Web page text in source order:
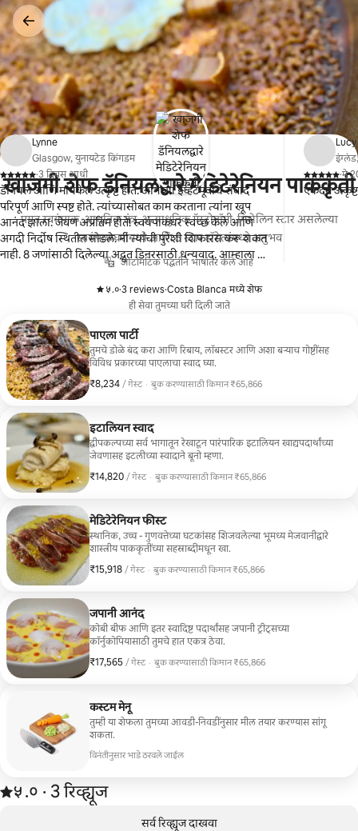
कंटेंटवर
जा
खाजगी शेफ डॅनियलद्वारे मेडिटेरेनियन पाककृती
प्रगत स्वयंपाक, आधुनिक तंत्र, अत्याधुनिक गॅस्ट्रोनॉमी. मिशेलिन स्टार असलेल्या
स्वयंपाकघरांमध्ये आणि 5 स्टार हॉटेलांमध्ये अनुभव
ऑटोमॅटिक पद्धतीने भाषांतर केले आहे
५.०
,
·3 reviews
,
·Costa Blanca मध्ये शेफ
ही सेवा तुमच्या घरी दिली जाते
पाएला पार्टी
तुमचे डोळे बंद करा आणि रिबाय, लॉबस्टर आणि अशा बऱ्याच गोष्टींसह
विविध प्रकारच्या पाएलाचा स्वाद घ्या.
₹8,234 / गेस्ट
₹8,234 प्रति गेस्ट · बुक करण्यासाठी किमान ₹65,866
इटालियन स्वाद
द्वीपकल्पच्या सर्व भागातून रेखाटून पारंपारिक इटालियन खाद्यपदार्थांच्या
जेवणासह इटलीच्या स्वादाने बूनो म्हणा.
₹14,820 / गेस्ट
₹14,820 प्रति गेस्ट· बुक करण्यासाठी किमान ₹65,866
मेडिटेरेनियन फीस्ट
स्थानिक, उच्च - गुणवत्तेच्या घटकांसह शिजवलेल्या भूमध्य मेजवानीद्वारे
शास्त्रीय पाककृतींच्या सहस्राब्दीमधून खा.
₹15,918 / गेस्ट
₹15,918 प्रति गेस्ट· बुक करण्यासाठी किमान ₹65,866
जपानी आनंद
कोबी बीफ आणि इतर स्वादिष्ट पदार्थांसह जपानी ट्रीट्सच्या
कॉर्नुकोपियासाठी तुमचे हात एकत्र ठेवा.
₹17,565 / गेस्ट
₹17,565 प्रति गेस्ट · बुक करण्यासाठी किमान ₹65,866
कस्टम मेनू
तुम्ही या शेफला तुमच्या आवडी-निवडींनुसार मील तयार करण्यास सांगू
शकता.
विनंतीनुसार भाडे ठरवले जाईल
3 रिव्ह्यूजमधून 5 पैकी ५.० स्टार्स रेटिंग आहे
५.०
,
· 3 रिव्ह्यूज
Lynne
Glasgow, युनायटेड किंगडम
,
·3 दिवस आधी
डॅनियल आणि मायकेल उत्कृष्ट होते. आमच्या इव्हेंटपूर्वीचे संवाद
परिपूर्ण आणि स्पष्ट होते. त्यांच्यासोबत काम करताना त्यांना खूप
आनंद झाला. जेवण अप्रतिम होते! स्वयंपाकघर स्वच्छ केले आणि
अगदी निर्दोष स्थितीत सोडले. मी त्यांची पुरेशी शिफारस करू शकत
नाही. 8 जणांसाठी दिलेल्या अद्भुत डिनरसाठी धन्यवाद. आम्हाला ते
Lucy
,
·मे
एकदम
सर्व रिव्ह्यूज दाखवा